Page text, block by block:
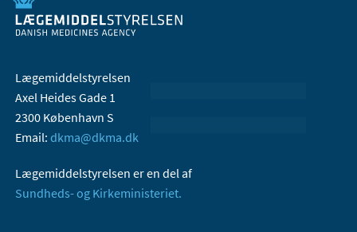
Lægemiddelstyrelsen
Axel Heides Gade 1
2300 København S
Email: dkma@dkma.dk
Lægemiddelstyrelsen er en del af
Sundheds- og Kirkeministeriet.